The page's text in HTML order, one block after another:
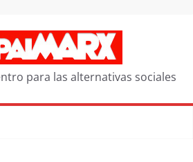
para las alternativas sociales